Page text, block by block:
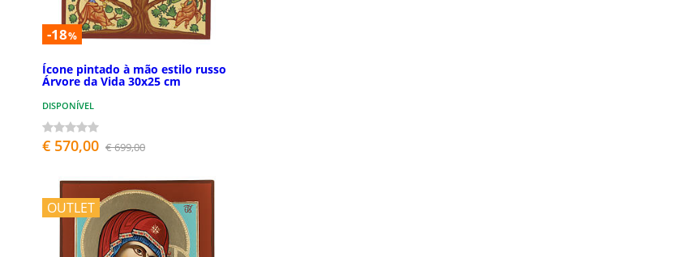
-18%
Ícone pintado à mão estilo russo
Árvore da Vida 30x25 cm
DISPONÍVEL
€ 570,00 € 699,00
OUTLET